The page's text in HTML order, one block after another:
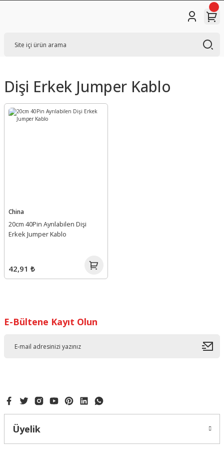
Dişi Erkek Jumper Kablo
China
20cm 40Pin Ayrılabilen Dişi
Erkek Jumper Kablo
42,91 ₺
E-Bültene Kayıt Olun
Üyelik